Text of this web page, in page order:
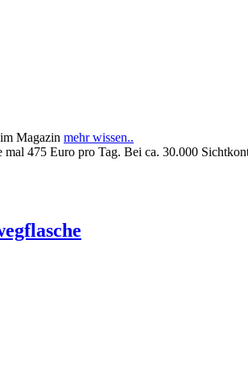
Magazin mehr wissen..
475 Euro pro Tag. Bei ca. 30.000